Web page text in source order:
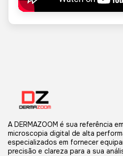
A DERMAZOOM é sua referência
microscopia digital de alta
especializados em fornecer
precisão e clareza para a sua